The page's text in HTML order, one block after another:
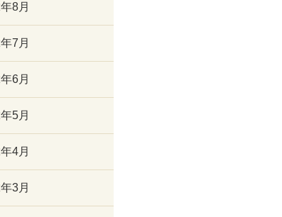
8月
7月
6月
5月
4月
3月